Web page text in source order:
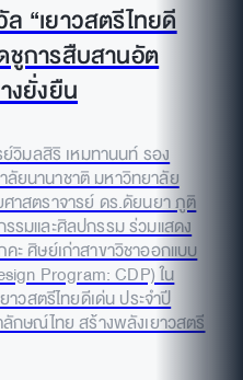
“เยาวสตรีไทยดี
ชูการสืบสานอัต
ยั่งยืน
วิมลสิริ เหมทานนท์ รอง
ยนานาชาติ มหาวิทยาลัย
าสตราจารย์ ดร.ดัยนยา ภูติ
รมและศิลปกรรม ร่วมแสดง
ศิษย์เก่าสาขาวิชาออกแบบ
Program: CDP) ใน
าวสตรีไทยดีเด่น ประจำปี
กษณ์ไทย สร้างพลังเยาวสตรี